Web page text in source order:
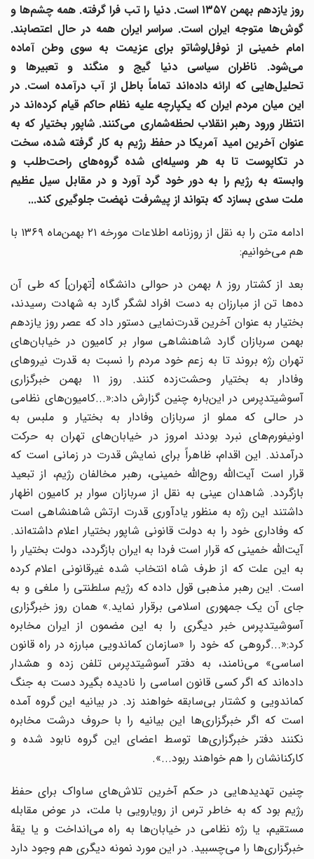
روز یازدهم بهمن ۱۳۵۷ است. دنیا را تب فرا گرفته. همه چشم‌ها و
گوش‌ها متوجه ایران است. سراسر ایران همه در حال اعتصابند.
امام خمینی از نوفل‌لوشاتو برای عزیمت به سوی وطن آماده
می‌شود. ناظران سیاسی دنیا گیج و منگند و تعبیرها و
تحلیلهایی که ارائه داده‌اند تماماً باطل از آب درآمده است. در
این میان مردم ایران که یکپارچه علیه نظام حاکم قیام کرده‌اند در
انتظار ورود رهبر انقلاب لحظه‌شماری می‌کنند. شاپور بختیار که به
عنوان آخرین امید آمریکا در حفظ رژیم به کار گرفته شده، سخت
در تکاپوست تا به هر وسیله‌ای شده گروه‌های راحت‌طلب و
وابسته به رژیم را به دور خود گرد آورد و در مقابل سیل عظیم
ملت سدی بسازد که بتواند از پیشرفت نهضت جلوگیری کند...
ادامه متن را به نقل از روزنامه اطلاعات مورخه ۲۱ بهمن‌ماه ۱۳۶۹ با
هم می‌خوانیم:
بعد از کشتار روز ۸ بهمن در حوالی دانشگاه [تهران] که طى آن
ده‌ها تن از مبارزان به دست افراد لشگر گارد به شهادت رسیدند،
بختیار به عنوان آخرین قدرت‌نمایی دستور داد که عصر روز یازدهم
بهمن سربازان گارد شاهنشاهی سوار بر کامیون در خیابان‌های
تهران رژه بروند تا به زعم خود مردم را نسبت به قدرت نیروهای
وفادار به بختیار وحشت‌زده کنند. روز ۱۱ بهمن خبرگزاری
آسوشیتدپرس در این‌باره چنین گزارش داد:«...کامیون‌های نظامی
در حالی که مملو از سربازان وفادار به بختیار و ملبس به
اونیفورم‌های نبرد بودند امروز در خیابان‌های تهران به حرکت
درآمدند. این اقدام، ظاهراً برای نمایش قدرت در زمانی است که
قرار است آیت‌الله روح‌الله خمینی، رهبر مخالفان رژیم، از تبعید
بازگردد. شاهدان عینی به نقل از سربازان سوار بر کامیون اظهار
داشتند این رژه به منظور یادآوری قدرت ارتش شاهنشاهی است
که وفاداری خود را به دولت قانونی شاپور بختیار اعلام داشته‌اند.
آیت‌الله خمینی که قرار است فردا به ایران بازگردد، دولت بختیار را
به این علت که از طرف شاه انتخاب شده غیرقانونی اعلام کرده
است. این رهبر مذهبی قول داده که رژیم سلطنتی را ملغی و به
جای آن یک جمهوری اسلامی برقرار نماید.» همان روز خبرگزاری
آسوشیتدپرس خبر دیگری را به این مضمون از ایران مخابره
کرد:«...گروهی که خود را «سازمان کماندویی مبارزه در راه قانون
اساسی» می‌نامند، به دفتر آسوشیتدپرس تلفن زده و هشدار
داده‌اند که اگر کسی قانون اساسی را نادیده بگیرد دست به جنگ
کماندویی و کشتار بی‌سابقه خواهند زد. در بیانیه این گروه آمده
است که اگر خبرگزاری‌ها این بیانیه را با حروف درشت مخابره
نکنند دفتر خبرگزاری‌ها توسط اعضای این گروه نابود شده و
کارکنانشان را هم خواهند ربود...».
چنین تهدیدهایی در حکم آخرین تلاش‌های ساواک برای حفظ
رژیم بود که به خاطر ترس از رویارویی با ملت، در عوض مقابله
مستقیم، یا رژه نظامی در خیابان‌ها به راه می‌انداخت و یا یقۀ
خبرگزاری‌ها را می‌چسبید. در این مورد نمونه دیگری هم وجود دارد